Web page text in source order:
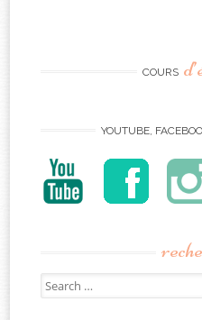
COURS
YOUTUBE,
Search
for: